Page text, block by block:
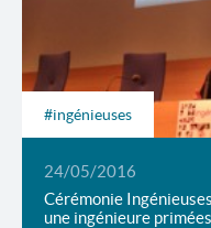
#ingénieuses
24/05/2016
Cérémonie
une ingénieure primées